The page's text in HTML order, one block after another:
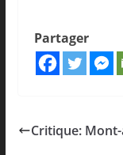
Partager
Critique: Mont-